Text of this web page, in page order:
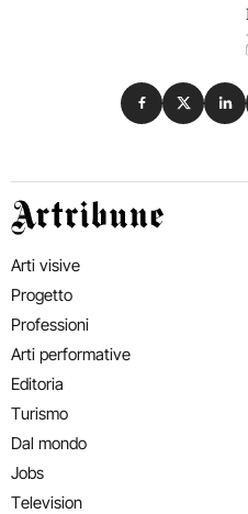
Condividi su
Condividi
Artribune
Arti visive
Progetto
Professioni
Arti performative
Editoria
Turismo
Dal mondo
Jobs
Television